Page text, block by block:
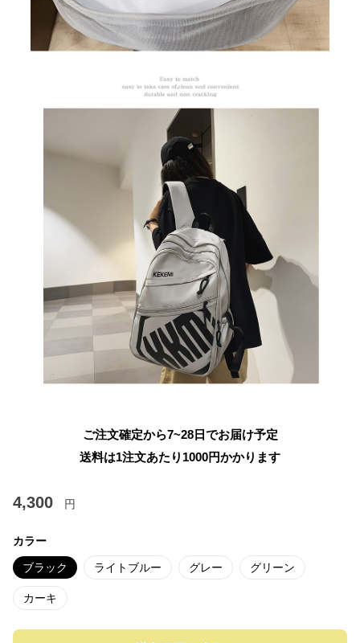
ご注文確定から7~28日でお届け予定
送料は1注文あたり 1000円かかります
4,300 円
カラー
ブラック ライトブルー グレー グリーン
カーキ